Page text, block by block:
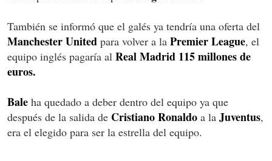
También se informó que el galés ya tendría una oferta del
Manchester United para volver a la Premier League, el
equipo inglés pagaría al Real Madrid 115 millones de
euros.
Bale ha quedado a deber dentro del equipo ya que
después de la salida de Cristiano Ronaldo a la Juventus,
era el elegido para ser la estrella del equipo.